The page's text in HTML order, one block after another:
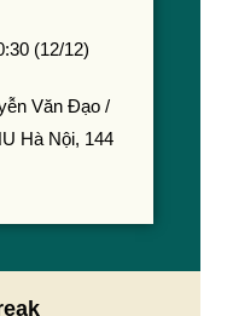
(12/12)
Văn Đạo /
Hà Nội, 144